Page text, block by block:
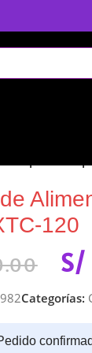
120
S/
Categorías: